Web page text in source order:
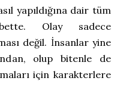
yapıldığına dair tüm
Olay sadece
değil. İnsanlar yine
olup bitenle de
için karakterlere